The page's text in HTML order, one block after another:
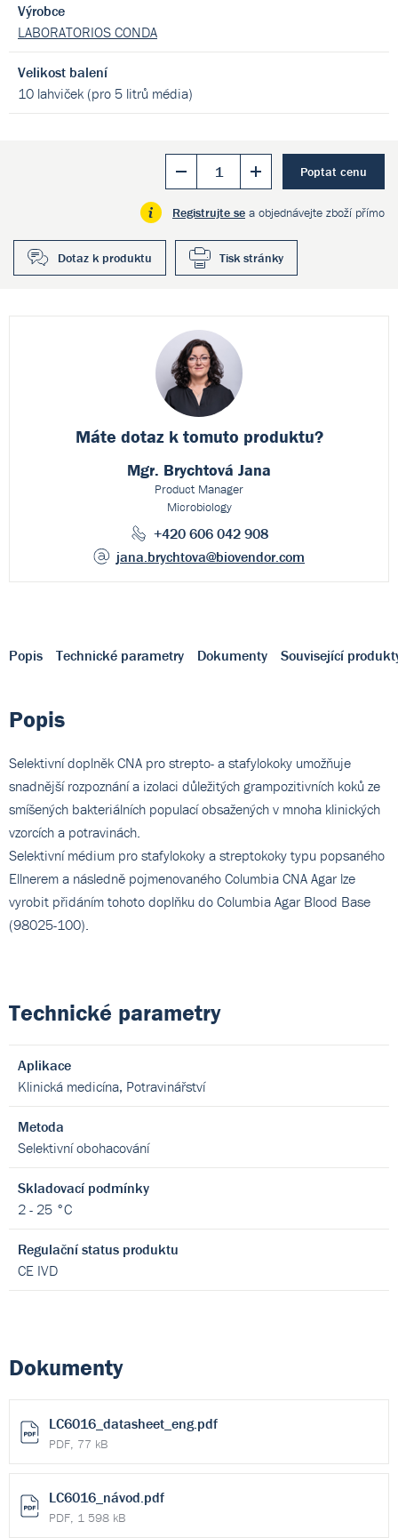
Výrobce
LABORATORIOS CONDA
Velikost balení
10 lahviček (pro 5 litrů média)
Poptat cenu
Registrujte se a objednávejte zboží přímo
Dotaz k produktu Tisk stránky
Máte dotaz k tomuto produktu?
Mgr. Brychtová Jana
Product Manager
Microbiology
+420 606 042 908
jana.brychtova@biovendor.com
Popis Technické parametry Dokumenty Související
Popis
Selektivní doplněk CNA pro strepto- a stafylokoky umožňuje
snadnější rozpoznání a izolaci důležitých grampozitivních koků ze
smíšených bakteriálních populací obsažených v mnoha klinických
vzorcích a potravinách.
Selektivní médium pro stafylokoky a streptokoky typu popsaného
Ellnerem a následně pojmenovaného Columbia CNA Agar lze
vyrobit přidáním tohoto doplňku do Columbia Agar Blood Base
(98025-100).
Technické parametry
Aplikace
Klinická medicína, Potravinářství
Metoda
Selektivní obohacování
Skladovací podmínky
2 - 25 °C
Regulační status produktu
CE IVD
Dokumenty
LC6016_datasheet_eng.pdf
PDF, 77 kB
LC6016_návod.pdf
PDF, 1 598 kB